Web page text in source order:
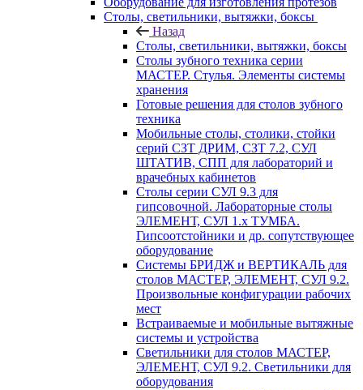
Cтолы, светильники, вытяжки, боксы
Назад
Cтолы, светильники, вытяжки, боксы
Столы зубного техника серии
МАСТЕР. Стулья. Элементы системы
хранения
Готовые решения для столов зубного
техника
Мобильные столы, столики, стойки
серий СЗТ ДРИМ, СЗТ 7.2, СУЛ
ШТАТИВ, СПП для лабораторий и
врачебных кабинетов
Столы серии СУЛ 9.3 для
гипсовочной. Лабораторные столы
ЭЛЕМЕНТ, СУЛ 1.х ТУМБА.
Гипсоотстойники и др. сопутствующее
оборудование
Системы БРИДЖ и ВЕРТИКАЛЬ для
столов МАСТЕР, ЭЛЕМЕНТ, СУЛ 9.2.
Произвольные конфигурации рабочих
мест
Встраиваемые и мобильные вытяжные
системы и устройства
Светильники для столов МАСТЕР,
ЭЛЕМЕНТ, СУЛ 9.2. Светильники для
оборудования